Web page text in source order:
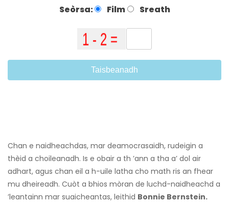
Seòrsa: Film Sreath
Taisbeanadh
Chan e naidheachdas, mar deamocrasaidh, rudeigin a
thèid a choileanadh. Is e obair a th ’ann a tha a’ dol air
adhart, agus chan eil a h-uile latha cho math ris an fhear
mu dheireadh. Cuòt a bhios mòran de luchd-naidheachd a
’leantainn mar suaicheantas, leithid Bonnie Bernstein.